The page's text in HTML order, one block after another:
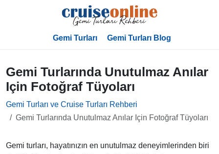
Gemi Turları Gemi Turları Blog
Gemi Turlarında Unutulmaz Anılar
Için Fotoğraf Tüyoları
Gemi Turları ve Cruise Turları Rehberi
Gemi Turlarında Unutulmaz Anılar Için Fotoğraf Tüyoları
Gemi turları, hayatınızın en unutulmaz deneyimlerinden biri